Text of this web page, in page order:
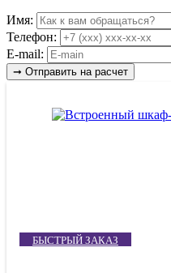
Имя:
Телефон:
E-mail:
БЫСТРЫЙ ЗАКАЗ